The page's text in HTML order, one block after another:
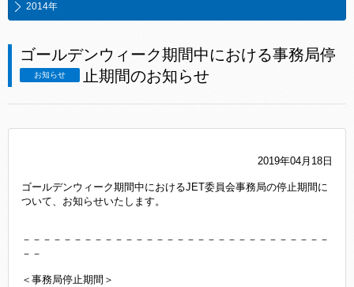
2014年
ゴールデンウィーク期間中における事務局停
止期間のお知らせ
お知らせ
2019年04月18日
ゴールデンウィーク期間中におけるJET委員会事務局の停止期間に
ついて、お知らせいたします。
－－－－－－－－－－－－－－－－－－－－－－－－－－－－－－
－－
＜事務局停止期間＞